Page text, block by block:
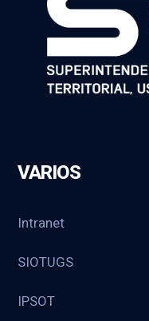
VARIOS
Intranet
SIOTUGS
IPSOT